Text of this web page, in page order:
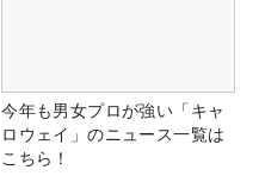
今年も男女プロが強い「キャ
ロウェイ」のニュース一覧は
こちら！